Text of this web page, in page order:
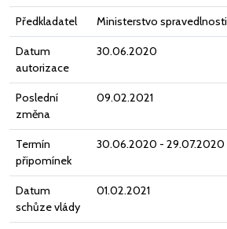
Předkladatel Ministerstvo spravedlnosti
Datum
autorizace
30.06.2020
Poslední
změna
09.02.2021
Termín
připomínek
30.06.2020 - 29.07.2020
Datum
schůze vlády
01.02.2021